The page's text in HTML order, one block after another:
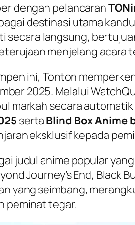
dengan pelancaran
destinasi utama
langsung,
menjelang acara
ini, Tonton
2025. Melalui
markah secara
serta Blind Box Anime
eksklusif kepada
judul anime popular
Journey’s End, Black
yang seimbang,
peminat tegar.